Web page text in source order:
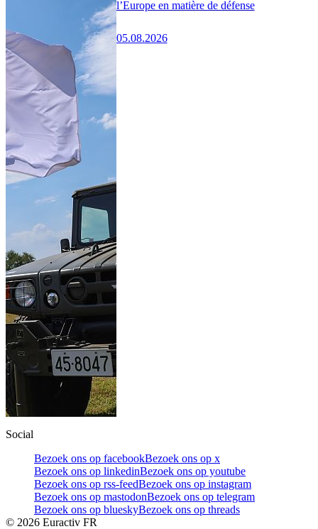
l’Europe en matière de défense
05.08.2026
Social
Bezoek ons op facebookBezoek ons op x
Bezoek ons op linkedinBezoek ons op youtube
Bezoek ons op rss-feedBezoek ons op instagram
Bezoek ons op mastodonBezoek ons op telegram
Bezoek ons op blueskyBezoek ons op threads
© 2026 Euractiv FR